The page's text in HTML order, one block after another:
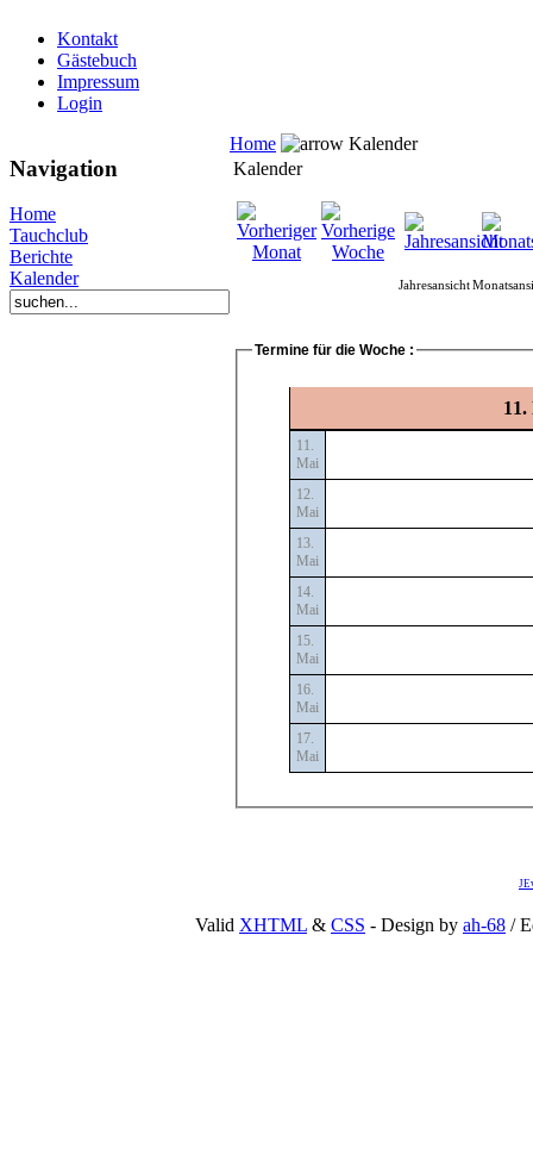
Kontakt
Gästebuch
Impressum
Login
Navigation
Home
Tauchclub
Berichte
Kalender
Home
Kalender
Kalender
Jahresansicht
Termine für die Woche :
11.
11.
Mai
12.
Mai
13.
Mai
14.
Mai
15.
Mai
16.
Mai
17.
Mai
Valid XHTML & CSS - Design by ah-68 /